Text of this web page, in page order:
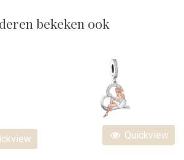
bekeken ook
Quickview